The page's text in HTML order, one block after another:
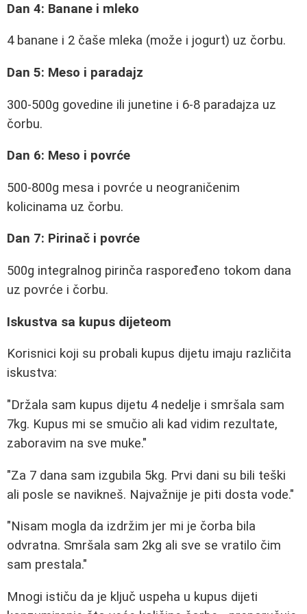
Dan 4: Banane i mleko
4 banane i 2 čaše mleka (može i jogurt) uz čorbu.
Dan 5: Meso i paradajz
300-500g govedine ili junetine i 6-8 paradajza uz
čorbu.
Dan 6: Meso i povrće
500-800g mesa i povrće u neograničenim
kolicinama uz čorbu.
Dan 7: Pirinač i povrće
500g integralnog pirinča raspoređeno tokom dana
uz povrće i čorbu.
Iskustva sa kupus dijeteom
Korisnici koji su probali kupus dijetu imaju različita
iskustva:
"Držala sam kupus dijetu 4 nedelje i smršala sam
7kg. Kupus mi se smučio ali kad vidim rezultate,
zaboravim na sve muke."
"Za 7 dana sam izgubila 5kg. Prvi dani su bili teški
ali posle se navikneš. Najvažnije je piti dosta vode."
"Nisam mogla da izdržim jer mi je čorba bila
odvratna. Smršala sam 2kg ali sve se vratilo čim
sam prestala."
Mnogi ističu da je ključ uspeha u kupus dijeti